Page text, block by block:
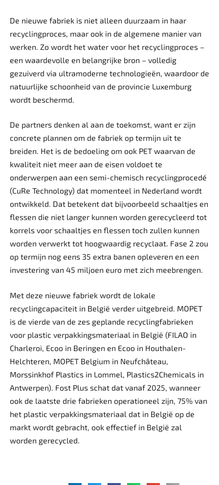
De nieuwe fabriek is niet alleen duurzaam in haar
recyclingproces, maar ook in de algemene manier van
werken. Zo wordt het water voor het recyclingproces –
een waardevolle en belangrijke bron – volledig
gezuiverd via ultramoderne technologieën, waardoor de
natuurlijke schoonheid van de provincie Luxemburg
wordt beschermd.
De partners denken al aan de toekomst, want er zijn
concrete plannen om de fabriek op termijn uit te
breiden. Het is de bedoeling om ook PET waarvan de
kwaliteit niet meer aan de eisen voldoet te
onderwerpen aan een semi-chemisch recyclingprocedé
(CuRe Technology) dat momenteel in Nederland wordt
ontwikkeld. Dat betekent dat bijvoorbeeld schaaltjes en
flessen die niet langer kunnen worden gerecycleerd tot
korrels voor schaaltjes en flessen toch zullen kunnen
worden verwerkt tot hoogwaardig recyclaat. Fase 2 zou
op termijn nog eens 35 extra banen opleveren en een
investering van 45 miljoen euro met zich meebrengen.
Met deze nieuwe fabriek wordt de lokale
recyclingcapaciteit in België verder uitgebreid. MOPET
is de vierde van de zes geplande recyclingfabrieken
voor plastic verpakkingsmateriaal in België (FILAO in
Charleroi, Ecoo in Beringen en Ecoo in Houthalen-
Helchteren, MOPET Belgium in Neufchâteau,
Morssinkhof Plastics in Lommel, Plastics2Chemicals in
Antwerpen). Fost Plus schat dat vanaf 2025, wanneer
ook de laatste drie fabrieken operationeel zijn, 75% van
het plastic verpakkingsmateriaal dat in België op de
markt wordt gebracht, ook effectief in België zal
worden gerecycled.